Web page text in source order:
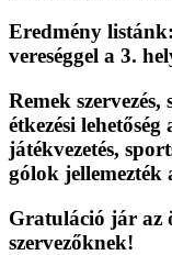
Eredmény
vereséggel a 3.
Remek
étkezési
játékvezetés,
gólok
Gratuláció jár az
szervezőknek!